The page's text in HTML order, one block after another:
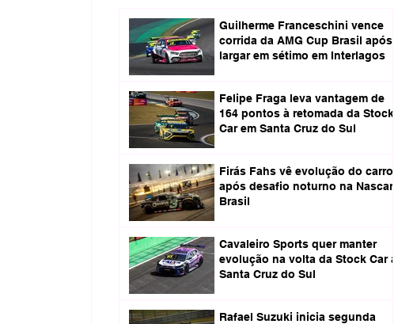
Guilherme Franceschini vence
corrida da AMG Cup Brasil após
largar em sétimo em Interlagos
Felipe Fraga leva vantagem de
164 pontos à retomada da Stock
Car em Santa Cruz do Sul
Firás Fahs vê evolução do carro
após desafio noturno na Nascar
Brasil
Cavaleiro Sports quer manter
evolução na volta da Stock Car a
Santa Cruz do Sul
Rafael Suzuki inicia segunda